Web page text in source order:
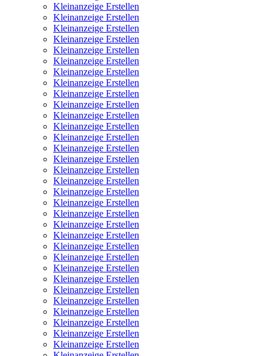
Kleinanzeige Erstellen
Kleinanzeige Erstellen
Kleinanzeige Erstellen
Kleinanzeige Erstellen
Kleinanzeige Erstellen
Kleinanzeige Erstellen
Kleinanzeige Erstellen
Kleinanzeige Erstellen
Kleinanzeige Erstellen
Kleinanzeige Erstellen
Kleinanzeige Erstellen
Kleinanzeige Erstellen
Kleinanzeige Erstellen
Kleinanzeige Erstellen
Kleinanzeige Erstellen
Kleinanzeige Erstellen
Kleinanzeige Erstellen
Kleinanzeige Erstellen
Kleinanzeige Erstellen
Kleinanzeige Erstellen
Kleinanzeige Erstellen
Kleinanzeige Erstellen
Kleinanzeige Erstellen
Kleinanzeige Erstellen
Kleinanzeige Erstellen
Kleinanzeige Erstellen
Kleinanzeige Erstellen
Kleinanzeige Erstellen
Kleinanzeige Erstellen
Kleinanzeige Erstellen
Kleinanzeige Erstellen
Kleinanzeige Erstellen